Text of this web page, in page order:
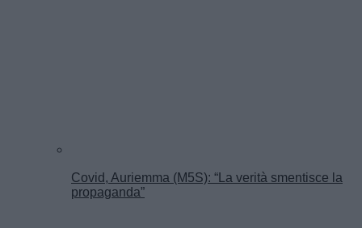
Covid, Auriemma (M5S): “La verità smentisce la
propaganda”